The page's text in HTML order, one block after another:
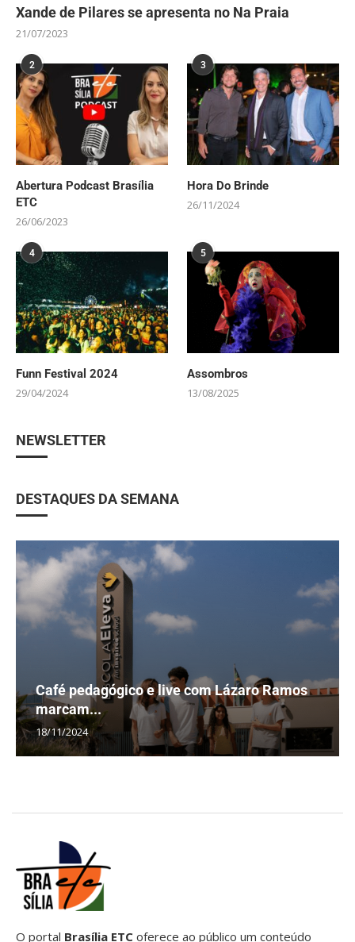
Xande de Pilares se apresenta no Na Praia
21/07/2023
2
Abertura Podcast Brasília
ETC
26/06/2023
3
Hora Do Brinde
26/11/2024
4
Funn Festival 2024
29/04/2024
5
Assombros
13/08/2025
NEWSLETTER
DESTAQUES DA SEMANA
Café pedagógico e live com Lázaro Ramos
marcam...
18/11/2024
O portal Brasília ETC oferece ao público um conteúdo